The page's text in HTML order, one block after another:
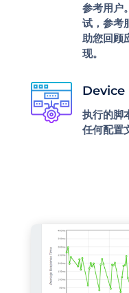
参考用户
试，参考
助您回顾
现。
Device
执行的脚
任何配置